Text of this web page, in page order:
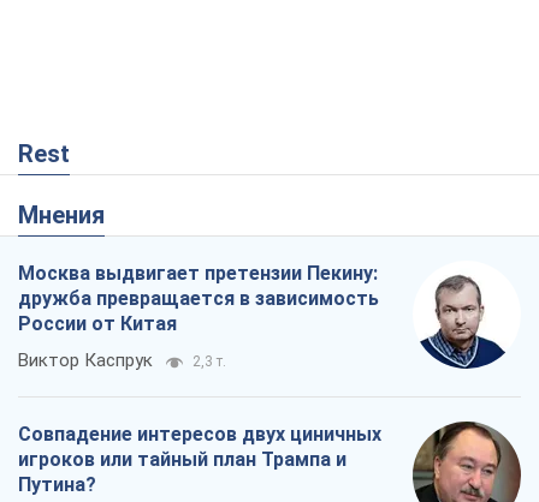
Rest
Мнения
Москва выдвигает претензии Пекину:
дружба превращается в зависимость
России от Китая
Виктор Каспрук 2,3 т.
Совпадение интересов двух циничных
игроков или тайный план Трампа и
Путина?